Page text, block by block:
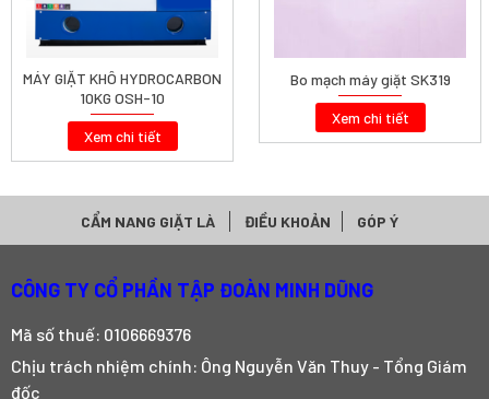
MÁY GIẶT KHÔ HYDROCARBON
10KG OSH-10
Xem chi tiết
Bo mạch máy giặt SK319
Xem chi tiết
CẨM NANG GIẶT LÀ ĐIỀU KHOẢN GÓP Ý
CÔNG TY CỔ PHẦN TẬP ĐOÀN MINH DŨNG
Mã số thuế: 0106669376
Chịu trách nhiệm chính: Ông Nguyễn Văn Thuy - Tổng Giám
đốc